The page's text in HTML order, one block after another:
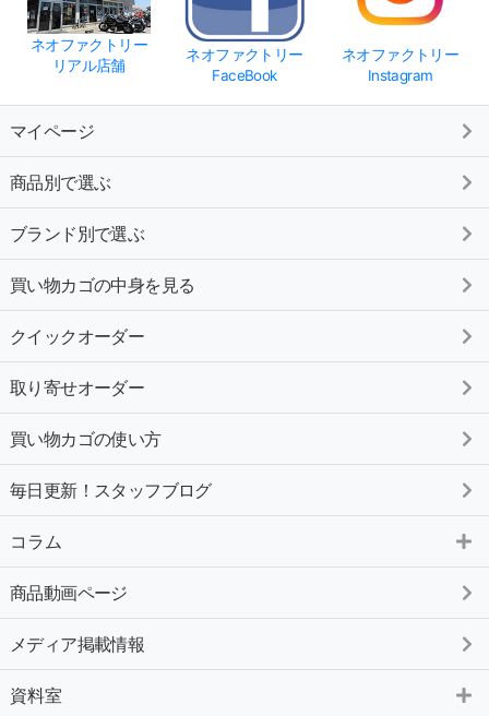
ネオファクトリー
リアル店舗
ネオファクトリー
FaceBook
ネオファクトリー
Instagram
マイページ
商品別で選ぶ
ブランド別で選ぶ
買い物カゴの中身を見る
クイックオーダー
取り寄せオーダー
買い物カゴの使い方
毎日更新！スタッフブログ
コラム
商品動画ページ
メディア掲載情報
資料室